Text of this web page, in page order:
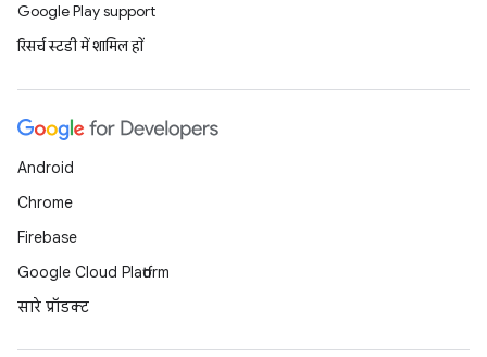
Google Play support
रिसर्च स्टडी में शामिल हों
Android
Chrome
Firebase
Google Cloud Platform
सारे प्रॉडक्ट